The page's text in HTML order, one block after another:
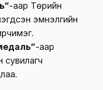
-аар Төрийн
эмнэлгийн
-аар